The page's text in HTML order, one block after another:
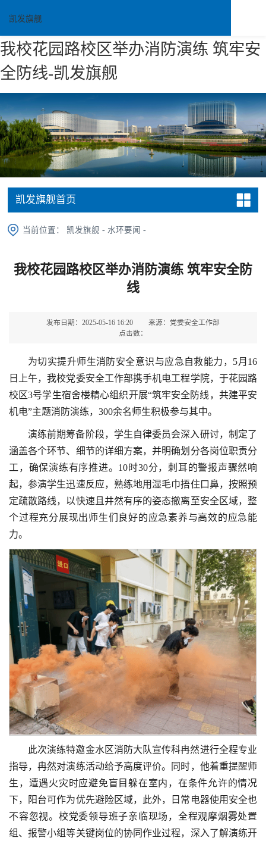
我校花园路校区举办消防演练 筑牢安
全防线-凯发旗舰
凯发旗舰
凯发旗舰首页
当前位置： 凯发旗舰 -水环要闻 -
我校花园路校区举办消防演练 筑牢安全防
线
发布日期：2025-05-16 16:20
来源：党委安全工作部
点击数：
为切实提升师生消防安全意识与应急自救能力，5月16
日上午，我校党委安全工作部携手机电工程学院，于花园路
校区3号学生宿舍楼精心组织开展“筑牢安全防线，共建平安
机电”主题消防演练，300余名师生积极参与其中。
演练前期筹备阶段，学生自律委员会深入研讨，制定了
涵盖各个环节、细节的详细方案，并明确划分各岗位职责分
工，确保演练有序推进。10时30分，刺耳的警报声骤然响
起，参演学生迅速反应，熟练地用湿毛巾捂住口鼻，按照预
定疏散路线，以快速且井然有序的姿态撤离至安全区域，整
个过程充分展现出师生们良好的应急素养与高效的应急能
力。
此次演练特邀金水区消防大队宣传科冉然进行全程专业
指导，冉然对演练活动给予高度评价。同时，他着重提醒师
生，遭遇火灾时应避免盲目躲在室内，在条件允许的情况
下，阳台可作为优先避险区域，此外，日常电器使用安全也
不容忽视。校党委领导班子亲临现场，全程观摩烟雾处置
组、报警小组等关键岗位的协同作业过程，深入了解演练开